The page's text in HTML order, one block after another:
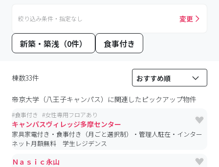
絞り込み条件・指定なし 変更
新築・築浅（0件） 食事付き
棟数33件
帝京大学（八王子キャンパス） に関連したピックアップ物件
#食事付き #女性専用フロアあり
キャンパスヴィレッジ多摩センター
家具家電付き・食事付き（月ごと選択制）・管理人駐在・インター
ネット月額無料 学生レジデンス
Ｎａｓｉｃ永山